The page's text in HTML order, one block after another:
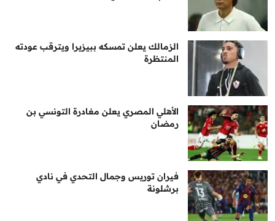
الزمالك يعلن تمسكه ببيزيرا ويترقب عودته
المنتظرة
الأهلي المصري يعلن مغادرة التونسي بن
رمضان
فيران توريس وجمال التحدي في نادي
برشلونة